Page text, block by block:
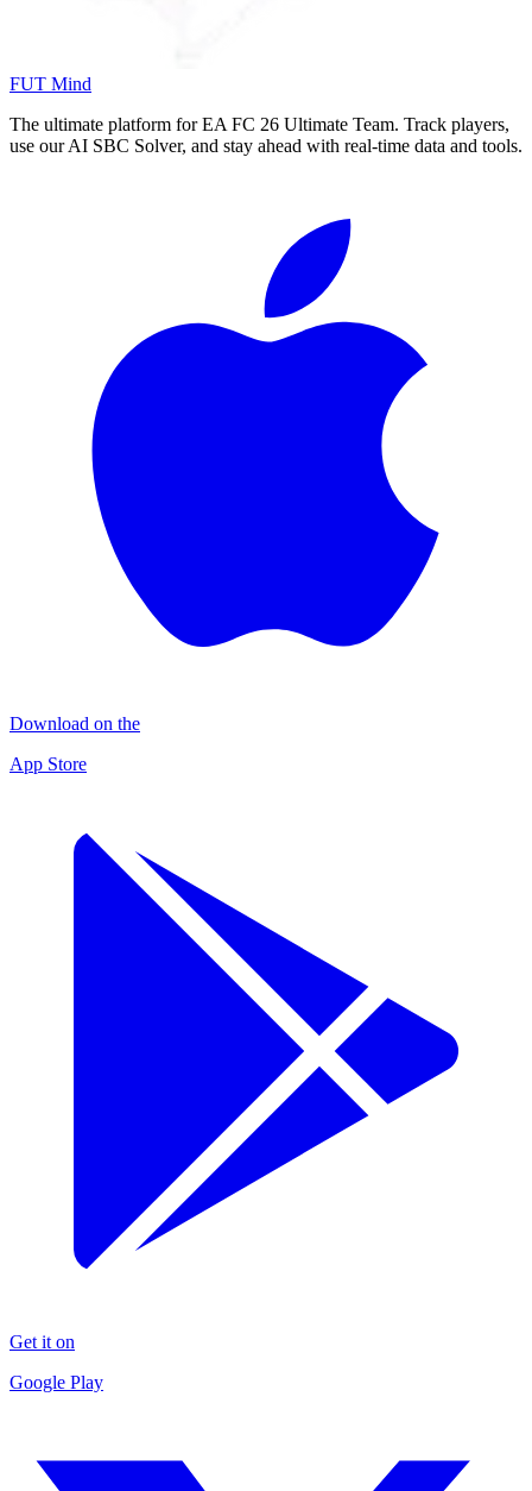
FUT Mind
The ultimate platform for EA FC 26 Ultimate Team. Track players,
use our AI SBC Solver, and stay ahead with real-time data and tools.
Download on the
App Store
Get it on
Google Play